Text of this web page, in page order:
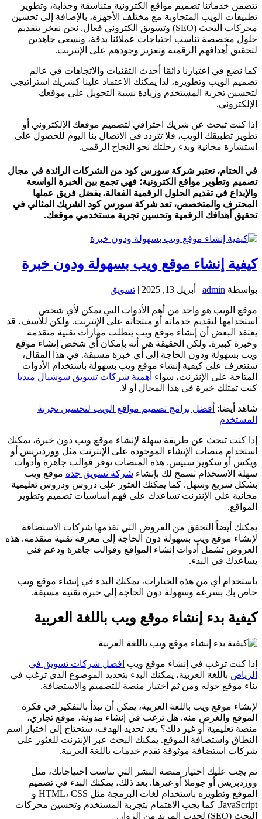
تتضمن خدماتنا تصميم مواقع الكترونية متناسقة وجذابة، وتطوير
تطبيقات الويب المتجاوبة مع مختلف الأجهزة، بالإضافة إلى تحسين
محركات البحث (SEO) وتسويق الكتروني فعال. نحن نفخر بتقديم
حلول مخصصة تناسب احتياجات عملائنا بدقة، ونسعى جاهدين
لتحقيق أهدافهم الرقمية وتعزيز وجودهم على الإنترنت.
كما نضع في اعتبارنا دائمًا أحدث التقنيات والاتجاهات في عالم
تصميم الويب وتطويره، لذا يمكنك الاعتماد علينا كشريك استراتيجي
لتحسين تجربة المستخدم وزيادة نسبة التحويل على موقعك
الإلكتروني.
إذا كنت تبحث عن شريك احترافي لتصميم موقعك الإلكتروني أو
تطوير تطبيقك الويب، فلا تتردد في الاتصال بنا اليوم للحصول على
استشارة مجانية وبدء رحلتك نحو النجاح الرقمي.
في الختام، تعتبر شركة سورس كود من الشركات الرائدة في مجال
تصميم وتطوير مواقع الكترونية؛ فهي تجمع بين الخبرة الواسعة
والإبداع في تقديم الحلول الرقمية الفعالة. بفضل فريق عملها
المحترف والمتخصص، تعد شركة سورس كود الشريك المثالي في
تحقيق أهدافك الرقمية وتحسين تجربة مستخدمي موقعك.
كيفية إنشاء موقع ويب بسهولة ودون خبرة
بواسطة admin
| أبريل 13, 2025 | تسويق
موقع الويب هو واحد من أهم الأدوات التي يمكن لأي شخص
استخدامها لتقديم خدماته أو منتجاته على الإنترنت. ولكن للأسف، قد
يعتقد البعض أن إنشاء موقع ويب يتطلب مهارات تقنية متقدمة
وخبرة كبيرة. ولكن الحقيقة هي أنه بإمكان أي شخص إنشاء موقع
ويب بسهولة ودون الحاجة إلى أي خبرة مسبقة. في هذا المقال،
سنتعرف على كيفية إنشاء موقع ويب بسهولة باستخدام الأدوات
المتاحة على الإنترنت، سواء أهمية شركات تسويق سوشيال ميديا
كنت تمتلك خبرة في هذا المجال أو لا.
شاهد أيضا: أفضل برامج تصميم مواقع الويب لتحسين تجربة
المستخدم
إذا كنت تبحث عن طريقة سهلة لإنشاء موقع ويب دون خبرة، يمكنك
استخدام منصات الإنشاء الموجودة على الإنترنت مثل ووردبريس أو
ويكس أو سكوير سبيس. هذه المنصات توفر قوالب جاهزة وأدوات
سهلة الاستخدام تسمح لك بإنشاء شركة تسويق جدة موقع ويب
بشكل سريع وسهل. كما يمكنك العثور على دروس ودروس تعليمية
مجانية على الإنترنت تساعدك على فهم أساسيات تصميم وتطوير
المواقع.
يمكنك أيضاً التحقق من العروض التي تقدمها شركات الاستضافة
لإنشاء موقع ويب بسهولة دون الحاجة إلى معرفة تقنية متقدمة. هذه
العروض تشمل أدوات إنشاء المواقع وقوالب جاهزة ودعم فني
يساعدك في البدء.
باستخدام أي من هذه الخيارات، يمكنك البدء في إنشاء موقع ويب
خاص بك بسرعة وسهولة دون الحاجة إلى خبرة تقنية مسبقة.
كيفية بدء إنشاء موقع ويب باللغة العربية
إذا كنت ترغب في إنشاء موقع ويب افضل شركات تسويق في
الرياض باللغة العربية، يمكنك البدء بتحديد الموضوع الذي ترغب في
بناء موقع حوله ومن ثم اختيار منصة للتصميم والاستضافة.
لإنشاء موقع ويب باللغة العربية، يمكن أن تبدأ بالتفكير في فكرة
الموقع والغرض منه. هل ترغب في إنشاء مدونة، موقع تجاري،
منصة تعليمية أو غير ذلك؟ بعد تحديد الهدف، ستحتاج إلى اختيار اسم
النطاق واستضافة الموقع. يمكنك البحث عبر الإنترنت للعثور على
شركات استضافة موثوقة تقدم خدمات باللغة العربية.
ثم يجب عليك اختيار منصة النشر التي تناسب احتياجاتك، مثل
ووردبريس أو جوملا أو غيرها. بعد ذلك، يمكنك البدء في تصميم
الموقع وتطويره باستخدام لغات البرمجة مثل HTML، CSS و
JavaScript. كما يجب الاهتمام بتجربة المستخدم وتحسين محركات
البحث (SEO) لجذب المزيد من الزوار.